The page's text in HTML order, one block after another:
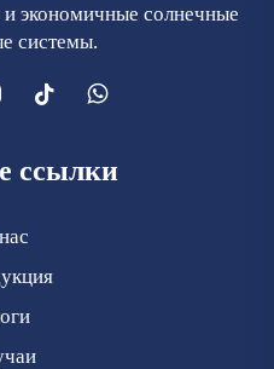
экономичные солнечные
системы.
ссылки